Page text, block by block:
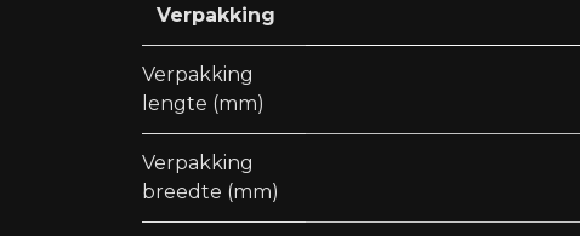
Verpakking
Verpakking
lengte (mm)
Verpakking
breedte (mm)